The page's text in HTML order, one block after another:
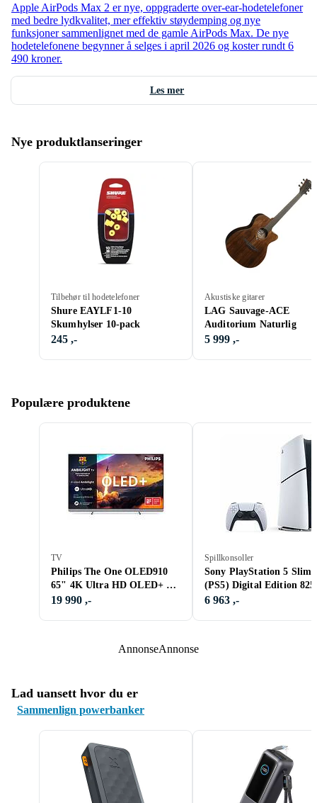
Apple AirPods Max 2 er nye, oppgraderte over-ear-hodetelefoner
med bedre lydkvalitet, mer effektiv støydemping og nye
funksjoner sammenlignet med de gamle AirPods Max. De nye
hodetelefonene begynner å selges i april 2026 og koster rundt 6
490 kroner.
Les mer
Nye produktlanseringer
Tilbehør til hodetelefoner
Shure EAYLF1-10
Skumhylser 10-pack
245 ,-
Akustiske gitarer
LAG Sauvage-ACE
Auditorium Naturlig
5 999 ,-
Populære produktene
TV
Philips The One OLED910
65" 4K Ultra HD OLED+ AI
Ambilight Google TV (2025)
19 990 ,-
Spillkonsoller
Sony PlayStation 5 Slim
(PS5) Digital Edition
6 963 ,-
AnnonseAnnonse
Lad uansett hvor du er
Sammenlign powerbanker